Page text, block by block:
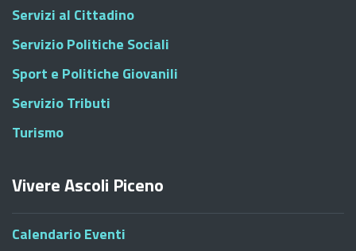
Servizi al Cittadino
Servizio Politiche Sociali
Sport e Politiche Giovanili
Servizio Tributi
Turismo
Vivere Ascoli Piceno
Calendario Eventi